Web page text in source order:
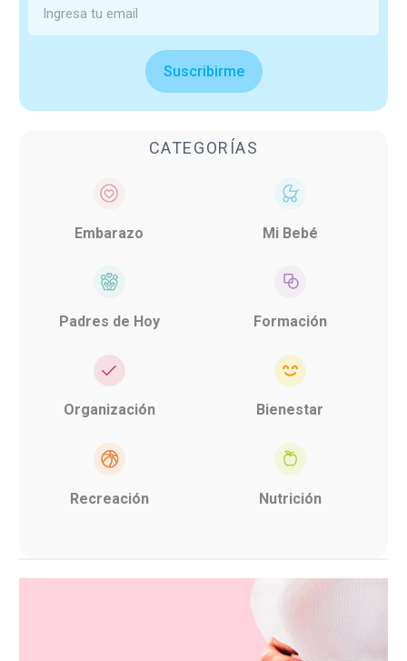
Suscribirme
CATEGORÍAS
Embarazo Mi Bebé
Padres de Hoy Formación
Organización Bienestar
Recreación Nutrición